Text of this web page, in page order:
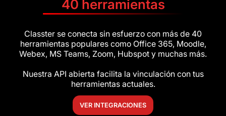
40 herramientas
Classter se conecta sin esfuerzo con más de 40
herramientas populares como Office 365, Moodle,
Webex, MS Teams, Zoom, Hubspot y muchas más.
Nuestra API abierta facilita la vinculación con tus
herramientas actuales.
VER INTEGRACIONES